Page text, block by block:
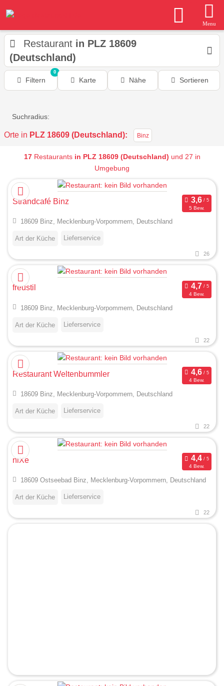
Menu
Restaurant in PLZ 18609
(Deutschland)
Filtern
0
Karte Nähe Sortieren
Suchradius:
Orte in PLZ 18609 (Deutschland): Binz
17Restaurants in PLZ 18609 (Deutschland) und 27 in
Umgebung
Strandcafé Binz
5 Bew.
18609 Binz, Mecklenburg-Vorpommern, Deutschland
Art der Küche Lieferservice
26
freustil
4 Bew.
18609 Binz, Mecklenburg-Vorpommern, Deutschland
Art der Küche Lieferservice
22
Restaurant Weltenbummler
4 Bew.
18609 Binz, Mecklenburg-Vorpommern, Deutschland
Art der Küche Lieferservice
22
niXe
4 Bew.
18609 Ostseebad Binz, Mecklenburg-Vorpommern, Deutschland
Art der Küche Lieferservice
22